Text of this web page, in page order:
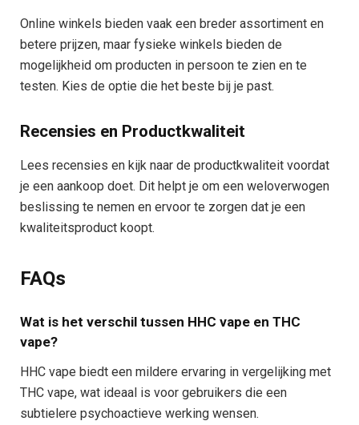
Online winkels bieden vaak een breder assortiment en
betere prijzen, maar fysieke winkels bieden de
mogelijkheid om producten in persoon te zien en te
testen. Kies de optie die het beste bij je past.
Recensies en Productkwaliteit
Lees recensies en kijk naar de productkwaliteit voordat
je een aankoop doet. Dit helpt je om een weloverwogen
beslissing te nemen en ervoor te zorgen dat je een
kwaliteitsproduct koopt.
FAQs
Wat is het verschil tussen HHC vape en THC
vape?
HHC vape biedt een mildere ervaring in vergelijking met
THC vape, wat ideaal is voor gebruikers die een
subtielere psychoactieve werking wensen.